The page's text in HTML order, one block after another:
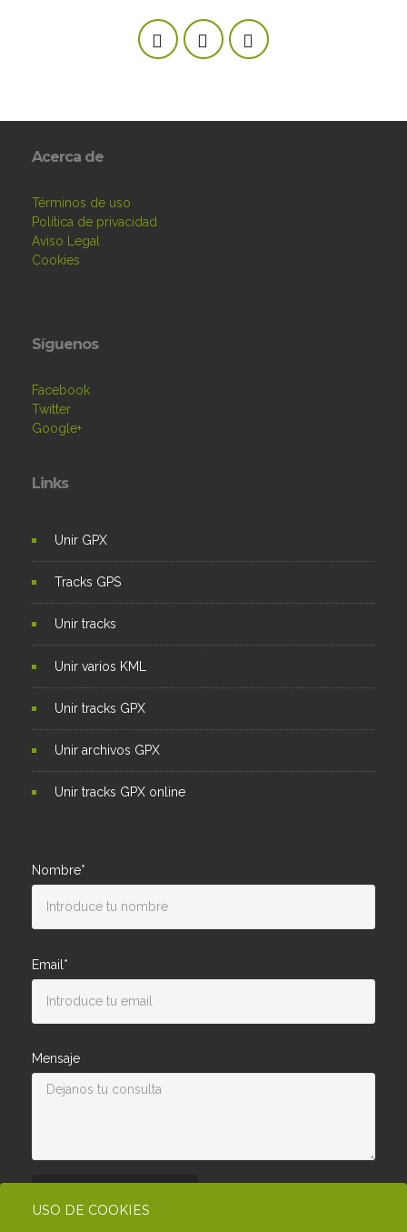
USO DE COOKIES
Acerca de
Términos de uso
Política de privacidad
Aviso Legal
Cookies
Síguenos
Facebook
Twitter
Google+
Links
Unir GPX
Tracks GPS
Unir tracks
Unir varios KML
Unir tracks GPX
Unir archivos GPX
Unir tracks GPX online
Nombre*
Email*
Mensaje